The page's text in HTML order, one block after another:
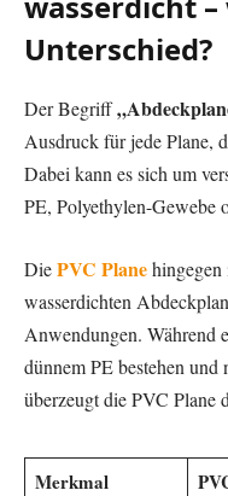
Unterschied?
Der Begriff
Ausdruck für jede Plane,
Dabei kann es sich um
PE, Polyethylen-Gewebe
DiePVC Planehingegen
wasserdichten
Anwendungen. Während
dünnem PE bestehen
überzeugt die PVC Plane
Merkmal